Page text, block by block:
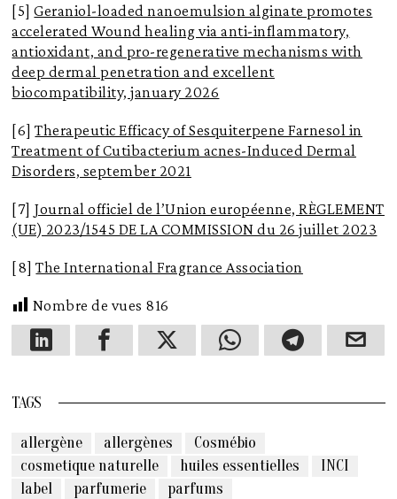
[5]Geraniol-loaded nanoemulsion alginate promotes
accelerated Wound healing via anti-inflammatory,
antioxidant, and pro-regenerative mechanisms with
deep dermal penetration and excellent
biocompatibility, january 2026
[6]Therapeutic Efficacy of Sesquiterpene Farnesol in
Treatment of Cutibacterium acnes-Induced Dermal
Disorders, september 2021
[7] Journal officiel de l’Union européenne, RÈGLEMENT
(UE) 2023/1545 DE LA COMMISSION du 26 juillet 2023
[8]The International Fragrance Association
Nombre de vues 816
TAGS
allergène allergènes
Cosmébio
cosmetique naturelle
huiles essentielles
INCI
label
parfumerie parfums